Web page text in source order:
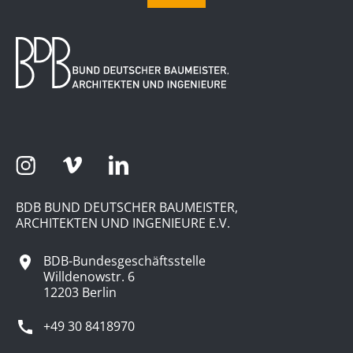
BDB BUND DEUTSCHER BAUMEISTER,
ARCHITEKTEN UND INGENIEURE E.V.
BDB-Bundesgeschäftsstelle
Willdenowstr. 6
12203 Berlin
+49 30 8418970